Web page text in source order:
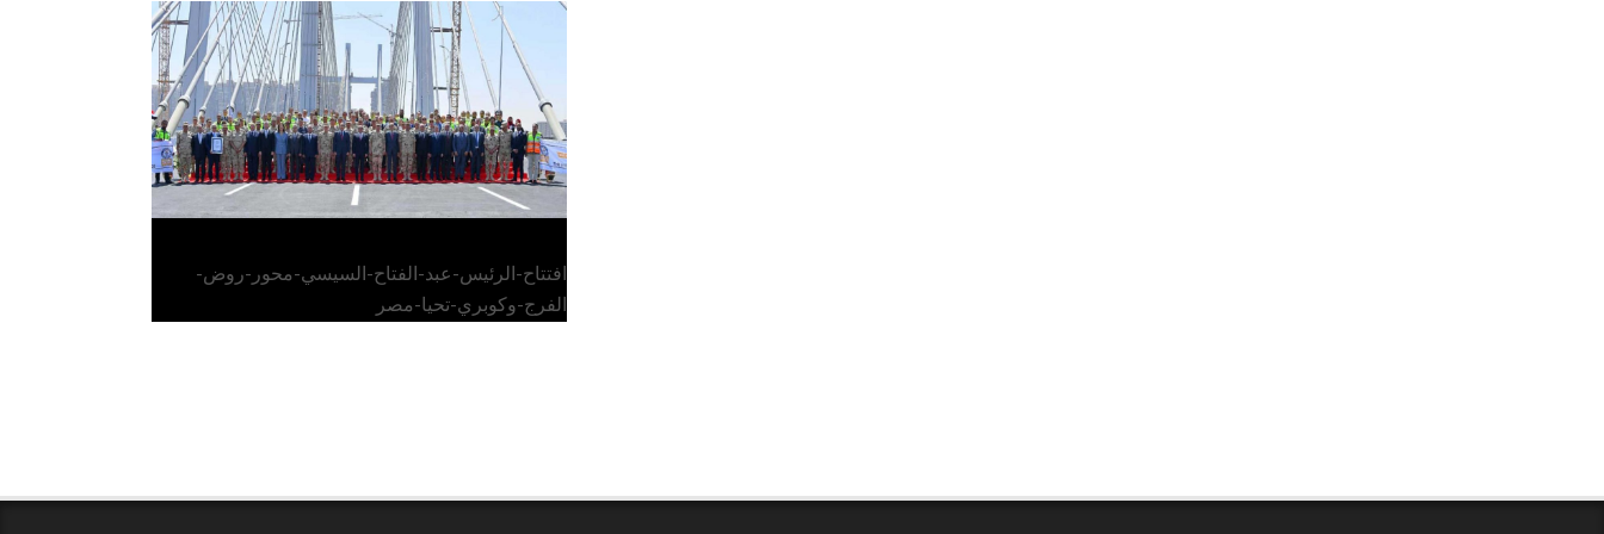
الرئيس عبد الفتاح السيسي يفتتح محور روض
الفرج وكوبري تحيا مصر
افتتاح-الرئيس-عبد-الفتاح-السيسي-محور-روض-
الفرج-وكوبري-تحيا-مصر